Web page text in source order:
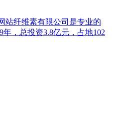
站纤维素有限公司是专业的
，总投资3.8亿元，占地102